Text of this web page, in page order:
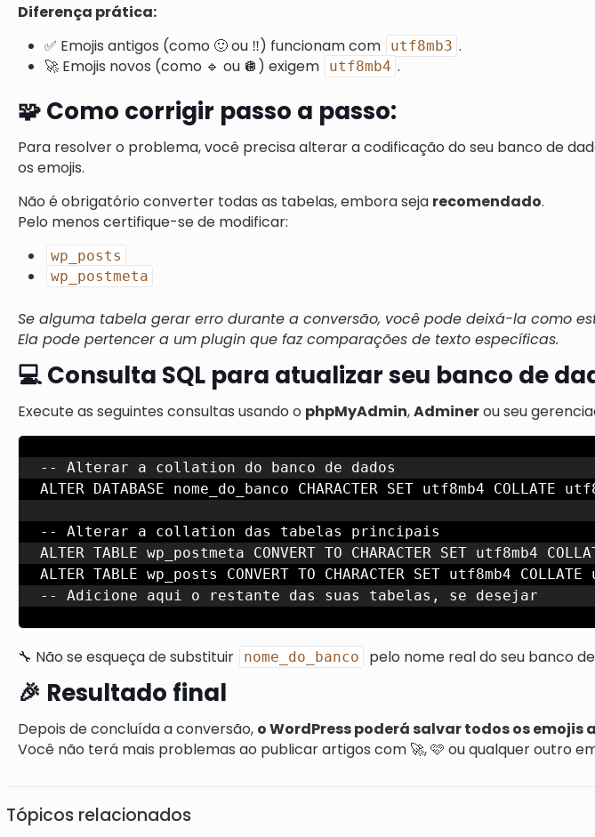
Diferença prática:
✅ Emojis antigos (como 🙂 ou ‼️) funcionam com
utf8mb3 .
🚀 Emojis novos (como 🔹 ou 🪩) exigem
utf8mb4 .
🧩 Como corrigir passo a passo:
Para resolver o problema, você precisa alterar a codificação do seu banco de
os emojis.
Não é obrigatório converter todas as tabelas, embora seja recomendado.
Pelo menos certifique-se de modificar:
wp_posts
wp_postmeta
Se alguma tabela gerar erro durante a conversão, você pode deixá-la como
Ela pode pertencer a um plugin que faz comparações de texto específicas.
💻 Consulta SQL para atualizar seu banco de
Execute as seguintes consultas usando o phpMyAdmin,Adminerou seu
-- Alterar a collation do banco de dados
ALTER DATABASE nome_do_banco CHARACTER SET utf8mb4 COLLATE
-- Alterar a collation das tabelas principais
ALTER TABLE wp_postmeta CONVERT TO CHARACTER SET utf8mb4
ALTER TABLE wp_posts CONVERT TO CHARACTER SET utf8mb4
🔧 Não se esqueça de substituir nome_do_banco pelo nome real do seu banco
🎉 Resultado final
Depois de concluída a conversão, o WordPress poderá salvar todos os emojis
Você não terá mais problemas ao publicar artigos com 🚀, 🩷 ou qualquer outro
Tópicos relacionados